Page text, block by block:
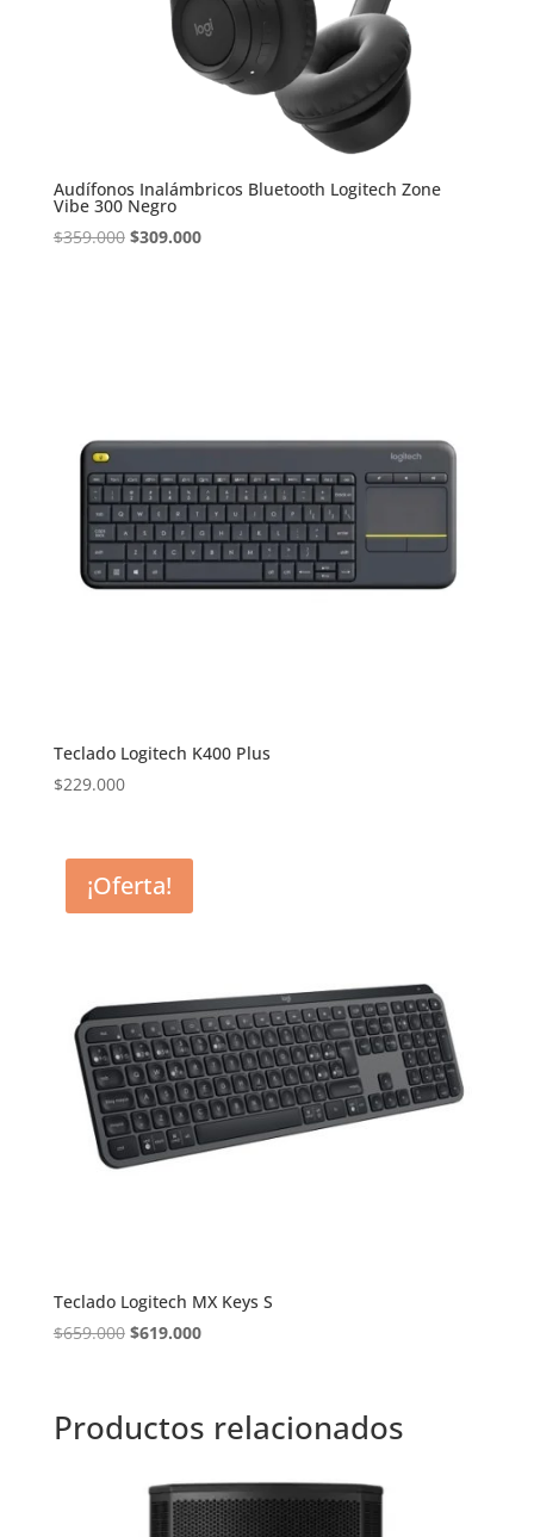
Audífonos Inalámbricos Bluetooth Logitech Zone
Vibe 300 Negro
$359.000 El
$309.000El
Teclado Logitech K400 Plus
$229.000
¡Oferta!
Teclado Logitech MX Keys S
$659.000 El
$659.000.
$619.000El
$619.000.
Productos relacionados